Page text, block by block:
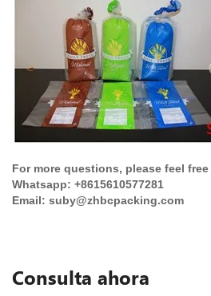
For more questions, please feel
Whatsapp: +8615610577281
Email: suby@zhbcpacking.com
Consulta ahora